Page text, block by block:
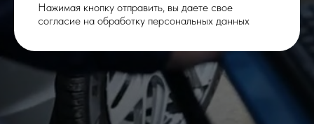
Нажимая кнопку отправить, вы даете свое
согласие на обработку персональных данных